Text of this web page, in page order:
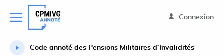
Connexion
Code annoté des Pensions Militaires d’Invalidités